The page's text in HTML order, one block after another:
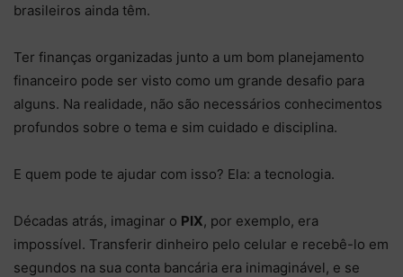
brasileiros ainda têm.
Ter finanças organizadas junto a um bom planejamento
financeiro pode ser visto como um grande desafio para
alguns. Na realidade, não são necessários conhecimentos
profundos sobre o tema e sim cuidado e disciplina.
E quem pode te ajudar com isso? Ela: a tecnologia.
Décadas atrás, imaginar o PIX, por exemplo, era
impossível. Transferir dinheiro pelo celular e recebê-lo em
segundos na sua conta bancária era inimaginável, e se